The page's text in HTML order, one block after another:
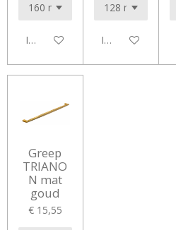
In winkelwagen In winkelwagen
Greep
TRIANO
N mat
goud
€ 15,55